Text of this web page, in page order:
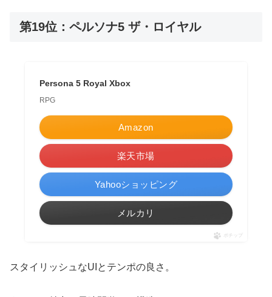
第19位：ペルソナ5 ザ・ロイヤル
Persona 5 Royal Xbox
RPG
Amazon
楽天市場
Yahooショッピング
メルカリ
ポチップ
スタイリッシュなUIとテンポの良さ。